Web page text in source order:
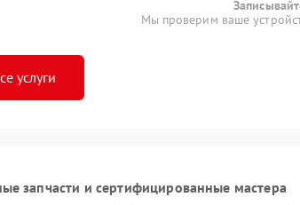
Мы проверим ваше
услуги
запчасти и сертифицированные мастера